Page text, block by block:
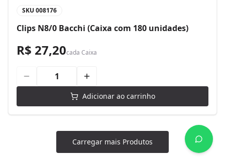
SKU 008176
Clips N8/0 Bacchi (Caixa com 180 unidades)
R$ 27,20cada Caixa
Adicionar ao carrinho
Carregar mais Produtos